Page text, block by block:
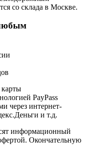
со склада в Москве.
PayPass
через интернет-
и т.д.
информационный
Окончательную